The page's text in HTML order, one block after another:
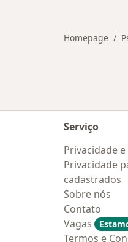
Homepage
Serviço
Privacidade
Privacidade
cadastrados
Sobre nós
Contato
Vagas
Termos e